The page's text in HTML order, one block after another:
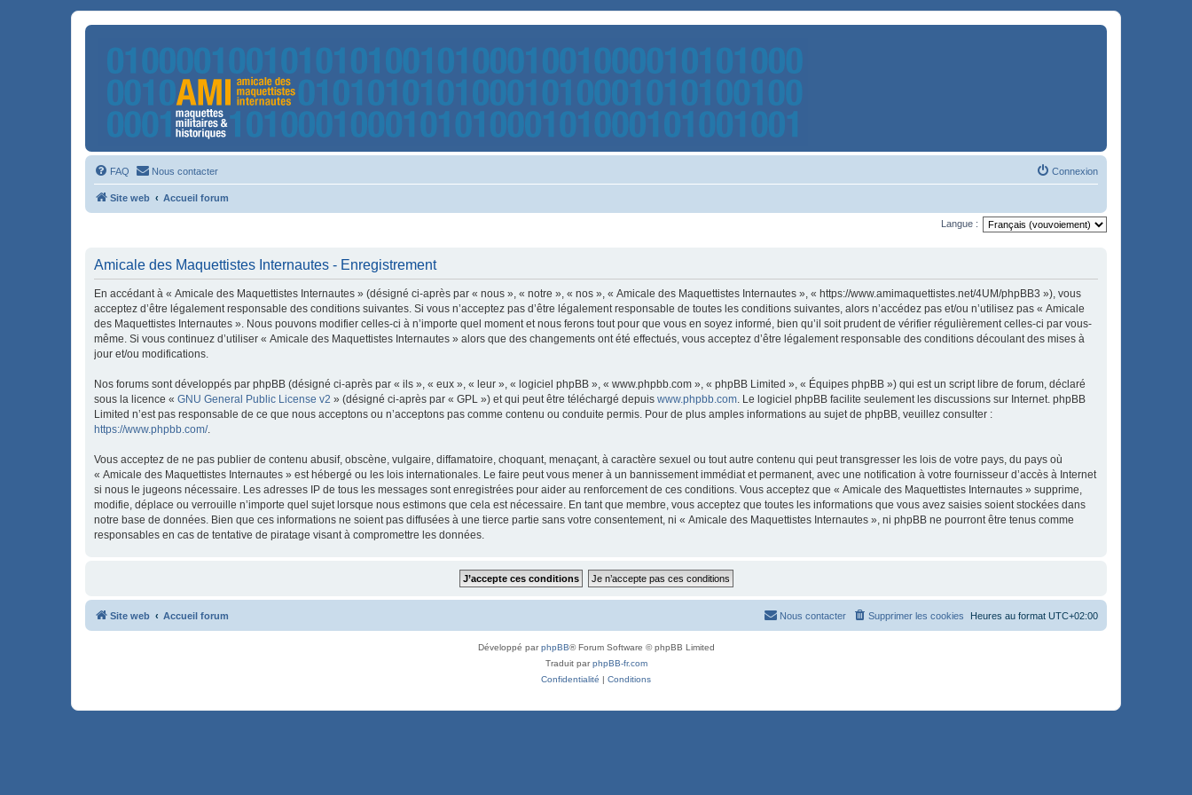
FAQ Nous contacter Connexion
Site web Accueil forum
Langue :
Amicale des Maquettistes Internautes - Enregistrement
En accédant à « Amicale des Maquettistes Internautes » (désigné ci-après par « nous », « notre », « nos », « Amicale des Maquettistes Internautes », « https://www.amimaquettistes.net/4UM/phpBB3 »), vous
acceptez d’être légalement responsable des conditions suivantes. Si vous n’acceptez pas d’être légalement responsable de toutes les conditions suivantes, alors n’accédez pas et/ou n’utilisez pas « Amicale
des Maquettistes Internautes ». Nous pouvons modifier celles-ci à n’importe quel moment et nous ferons tout pour que vous en soyez informé, bien qu’il soit prudent de vérifier régulièrement celles-ci par vous-
même. Si vous continuez d’utiliser « Amicale des Maquettistes Internautes » alors que des changements ont été effectués, vous acceptez d’être légalement responsable des conditions découlant des mises à
jour et/ou modifications.
Nos forums sont développés par phpBB (désigné ci-après par « ils », « eux », « leur », « logiciel phpBB », « www.phpbb.com », « phpBB Limited », « Équipes phpBB ») qui est un script libre de forum, déclaré
sous la licence « GNU General Public License v2 » (désigné ci-après par « GPL ») et qui peut être téléchargé depuis www.phpbb.com . Le logiciel phpBB facilite seulement les discussions sur Internet. phpBB
Limited n’est pas responsable de ce que nous acceptons ou n’acceptons pas comme contenu ou conduite permis. Pour de plus amples informations au sujet de phpBB, veuillez consulter :
https://www.phpbb.com/.
Vous acceptez de ne pas publier de contenu abusif, obscène, vulgaire, diffamatoire, choquant, menaçant, à caractère sexuel ou tout autre contenu qui peut transgresser les lois de votre pays, du pays où
« Amicale des Maquettistes Internautes » est hébergé ou les lois internationales. Le faire peut vous mener à un bannissement immédiat et permanent, avec une notification à votre fournisseur d’accès à Internet
si nous le jugeons nécessaire. Les adresses IP de tous les messages sont enregistrées pour aider au renforcement de ces conditions. Vous acceptez que « Amicale des Maquettistes Internautes » supprime,
modifie, déplace ou verrouille n’importe quel sujet lorsque nous estimons que cela est nécessaire. En tant que membre, vous acceptez que toutes les informations que vous avez saisies soient stockées dans
notre base de données. Bien que ces informations ne soient pas diffusées à une tierce partie sans votre consentement, ni « Amicale des Maquettistes Internautes », ni phpBB ne pourront être tenus comme
responsables en cas de tentative de piratage visant à compromettre les données.
Site web Accueil forum Heures au format UTC+02:00
Supprimer les cookies
Nous contacter
Développé parphpBB® Forum Software © phpBB Limited
Traduit parphpBB-fr.com
Confidentialité | Conditions